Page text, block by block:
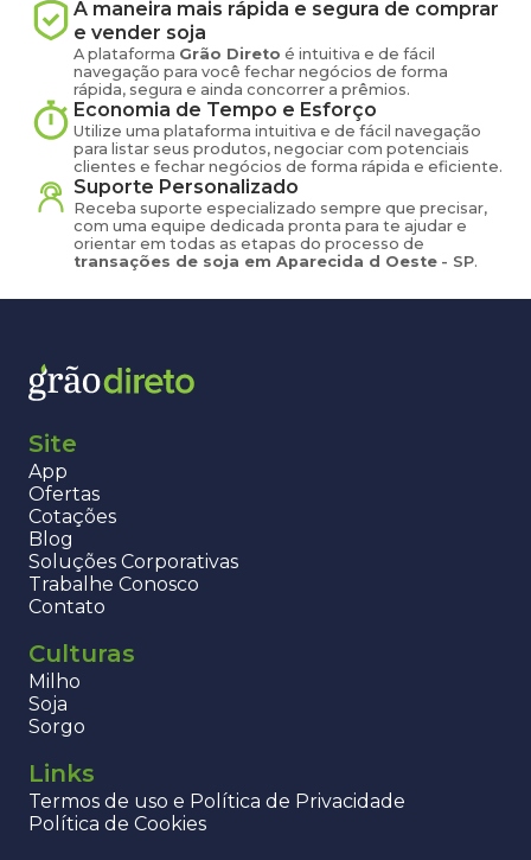
A maneira mais rápida e segura de comprar
e vender soja
A plataforma Grão Direto é intuitiva e de fácil
navegação para você fechar negócios de forma
rápida, segura e ainda concorrer a prêmios.
Economia de Tempo e Esforço
Utilize uma plataforma intuitiva e de fácil navegação
para listar seus produtos, negociar com potenciais
clientes e fechar negócios de forma rápida e eficiente.
Suporte Personalizado
Receba suporte especializado sempre que precisar,
com uma equipe dedicada pronta para te ajudar e
orientar em todas as etapas do processo de
transações de soja em Aparecida d Oeste - SP.
Site
App
Ofertas
Cotações
Blog
Soluções Corporativas
Trabalhe Conosco
Contato
Culturas
Milho
Soja
Sorgo
Links
Termos de uso e Política de Privacidade
Política de Cookies